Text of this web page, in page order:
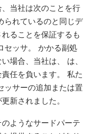
当社は次のことを行
られているのと同じデ
ることを保証するも
セッサ。 かかる副処
場合、当社は、 は、
任を負います。 私た
ッサーの追加または置
新されました。
ようなサードパーテ